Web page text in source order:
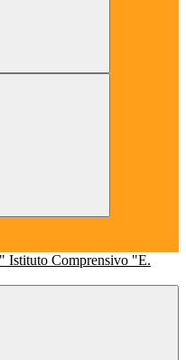
Istituto Comprensivo "E.